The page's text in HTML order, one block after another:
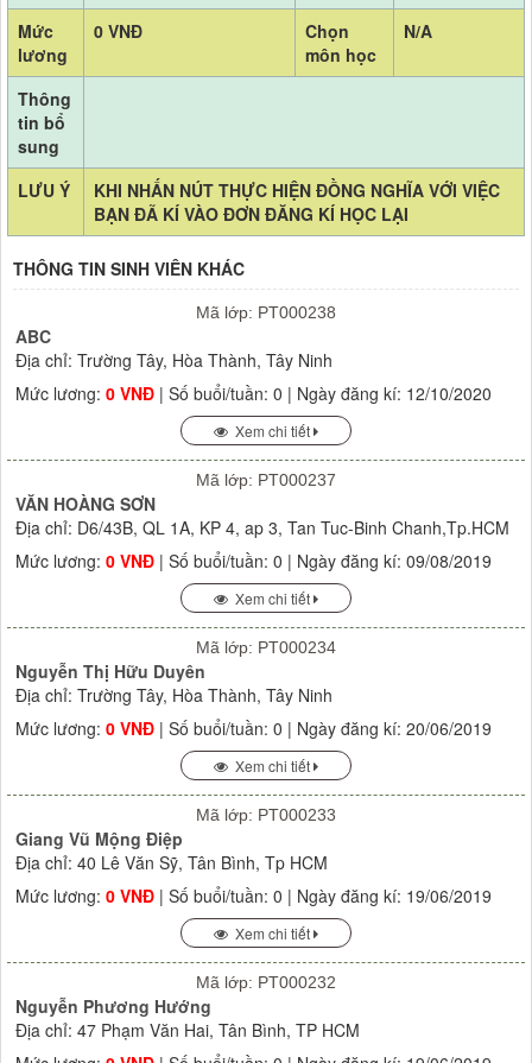
Mức
lương
0 VNĐ
Chọn
môn học
N/A
Thông
tin bổ
sung
LƯU Ý
KHI NHẤN NÚT THỰC HIỆN ĐỒNG NGHĨA VỚI VIỆC
BẠN ĐÃ KÍ VÀO ĐƠN ĐĂNG KÍ HỌC LẠI
THÔNG TIN SINH VIÊN KHÁC
Mã lớp: PT000238
ABC
Địa chỉ: Trường Tây, Hòa Thành, Tây Ninh
Mức lương: 0 VNĐ | Số buổi/tuần: 0 | Ngày đăng kí: 12/10/2020
Xem chi tiết
Mã lớp: PT000237
VĂN HOÀNG SƠN
Địa chỉ: D6/43B, QL 1A, KP 4, ap 3, Tan Tuc-Binh Chanh,Tp.HCM
Mức lương: 0 VNĐ | Số buổi/tuần: 0 | Ngày đăng kí: 09/08/2019
Xem chi tiết
Mã lớp: PT000234
Nguyễn Thị Hữu Duyên
Địa chỉ: Trường Tây, Hòa Thành, Tây Ninh
Mức lương: 0 VNĐ | Số buổi/tuần: 0 | Ngày đăng kí: 20/06/2019
Xem chi tiết
Mã lớp: PT000233
Giang Vũ Mộng Điệp
Địa chỉ: 40 Lê Văn Sỹ, Tân Bình, Tp HCM
Mức lương: 0 VNĐ | Số buổi/tuần: 0 | Ngày đăng kí: 19/06/2019
Xem chi tiết
Mã lớp: PT000232
Nguyễn Phương Hướng
Địa chỉ: 47 Phạm Văn Hai, Tân Bình, TP HCM